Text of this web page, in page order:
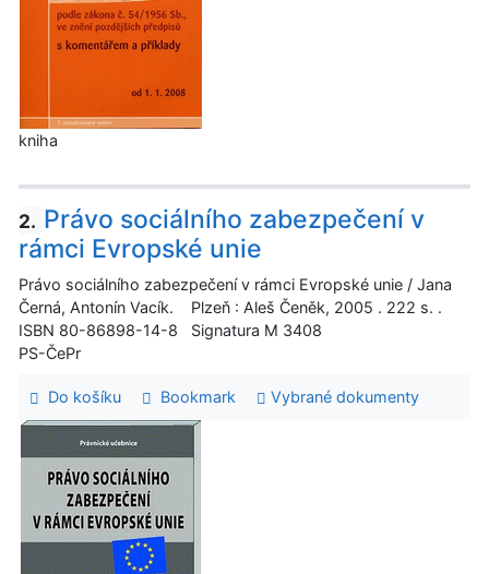
kniha
2. Právo sociálního zabezpečení v
rámci Evropské unie
Právo sociálního zabezpečení v rámci Evropské unie / Jana
Černá, Antonín Vacík. Plzeň : Aleš Čeněk, 2005 . 222 s. .
ISBN 80-86898-14-8 Signatura M 3408
PS-ČePr
Do košíku Bookmark Vybrané dokumenty